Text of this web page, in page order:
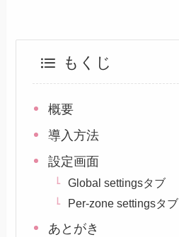
もくじ
概要
導入方法
設定画面
Global settingsタブ
Per-zone settingsタブ
あとがき